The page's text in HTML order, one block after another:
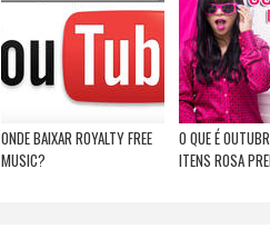
ONDE BAIXAR ROYALTY FREE
MUSIC?
O QUE É
ITENS ROSA